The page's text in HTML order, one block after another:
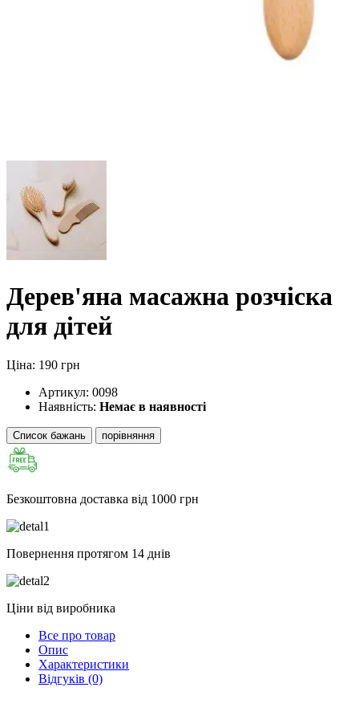
Дерев'яна масажна розчіска
для дітей
Ціна: 190 грн
Артикул: 0098
Наявність: Немає в наявності
Список бажань порівняння
Безкоштовна доставка від 1000 грн
Повернення протягом 14 днів
Ціни від виробника
Все про товар
Опис
Характеристики
Відгуків (0)